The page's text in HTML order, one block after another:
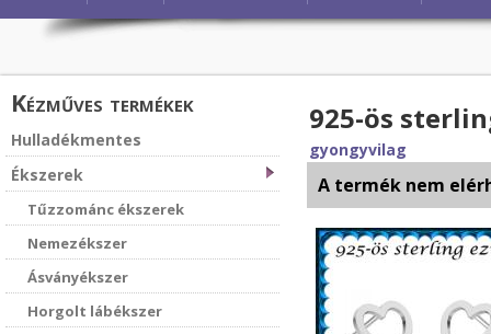
Kézműves termékek
Hulladékmentes
Ékszerek
Tűzzománc ékszerek
Nemezékszer
Ásványékszer
Horgolt lábékszer
925-ös
gyongyvilag
A termék nem